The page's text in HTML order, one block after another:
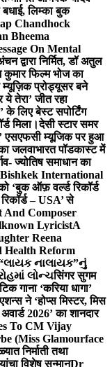
लिम्का बुक
Chandhock
Bheema
On Mental
द्वारा निर्मित, डॉ अतुल
कुमार फिल्म भोज का
म्यूज़िक प्रोड्यूसर बने
तेरा’ जीत रहा
के लिए बेस्ट सपोर्टिंग
मिला।देसी स्टार समर
एसएफसी म्यूजिक पर हुआ
जलवाभारत पॉडकास्ट में
ज्योतिष समाधान का
International
‘बुक ऑफ़ वर्ल्ड रिकॉर्ड
– USA’ से
And Composer
LyricistA
Reena
Health Reform
નાલાયક”નું
લોન્ચसिंगर सुगम
गाना ‘करिया धागा’
ने ‘होप्स मिस्टर, मिस
2026’ का शानदार
To CM Vijay
(Miss Glamourface
निर्माती तथा
विशेष सन्मानDr